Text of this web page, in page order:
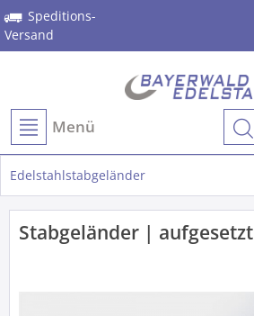
Speditions-
Versand
Menü
Edelstahlstabgeländer
Stabgeländer | aufgesetzt